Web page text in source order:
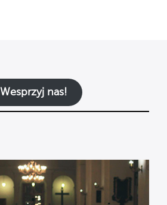
Wesprzyj nas!